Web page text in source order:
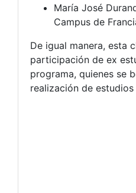
María José
Campus de
De igual manera, esta
participación de ex
programa, quienes se
realización de estudios